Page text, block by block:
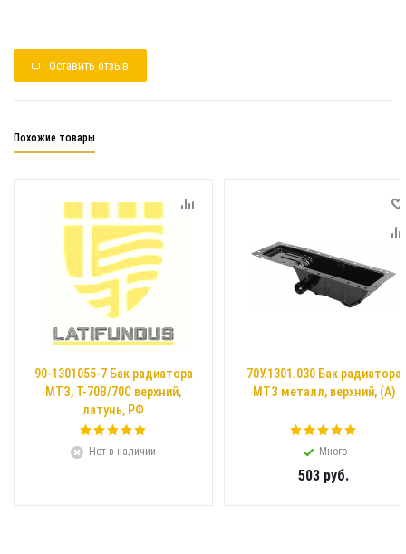
Оставить отзыв
Похожие товары
90-1301055-7 Бак радиатора
МТЗ, Т-70В/70С верхний,
латунь, РФ
Нет в наличии
70У.1301.030 Бак радиатора
МТЗ металл, верхний, (А)
Много
503 руб.